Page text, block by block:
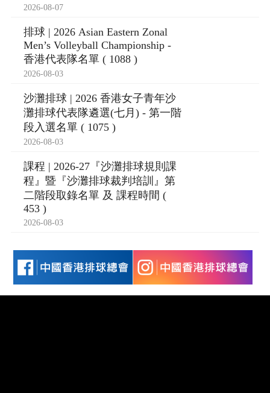
2026-08-07
排球 | 2026 Asian Eastern Zonal
Men’s Volleyball Championship -
香港代表隊名單 ( 1088 )
2026-08-03
沙灘排球 | 2026 香港女子青年沙
灘排球代表隊遴選(七月) - 第一階
段入選名單 ( 1075 )
2026-08-03
課程 | 2026-27『沙灘排球規則課
程』暨『沙灘排球裁判培訓』第
二階段取錄名單 及 課程時間 (
453 )
2026-08-03